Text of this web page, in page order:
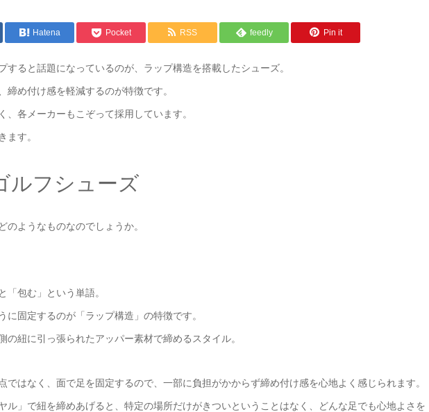
Hatena Pocket RSS feedly Pin it
すると話題になっているのが、ラップ構造を搭載したシューズ。
締め付け感を軽減するのが特徴です。
、各メーカーもこぞって採用しています。
ます。
ルフシューズ
ようなものなのでしょうか。
「包む」という単語。
に固定するのが「ラップ構造」の特徴です。
の紐に引っ張られたアッパー素材で締めるスタイル。
ではなく、面で足を固定するので、一部に負担がかからず締め付け感を心地よく感じられます。
ル」で紐を締めあげると、特定の場所だけがきついということはなく、どんな足でも心地よさを